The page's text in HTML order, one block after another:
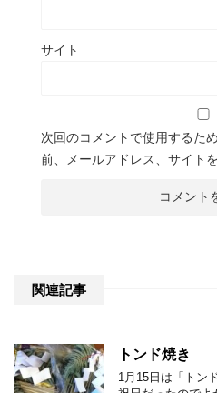
サイト
次回のコメントで使用するた
前、メールアドレス、サイト
関連記事
トンド焼き
1月15日は「トン